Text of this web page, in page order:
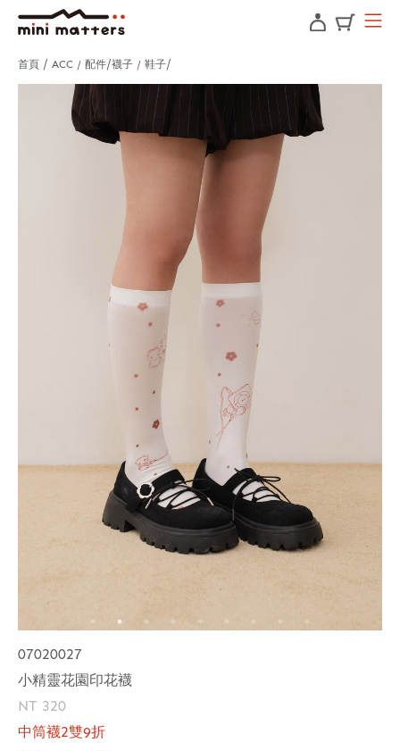
首頁 ACC / 配件 襪子 / 鞋子
07020027
小精靈花園印花襪
NT 320
中筒襪2雙9折